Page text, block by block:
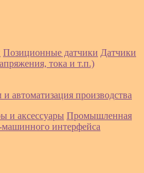
Позиционные датчики Датчики
тока и т.п.)
производства
и аксессуары Промышленная
машинного интерфейса